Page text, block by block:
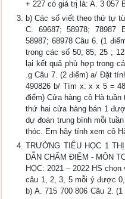
+ 227 có giá trị là: A. 3 057
b) Các số viết theo thứ tự
C. 69687; 58978; 78987
58987; 68978 Câu 6. (1
trong các số 50; 85; 25 ;
lại kết quả phù hợp trong
.g Câu 7. (2 điểm) a/ Đặt
490826 b/ Tìm x: x x 5 =
điểm) Cửa hàng cô Hà
thứ hai cửa hàng bán 1
dự đoán trung bình mỗi
thóc. Em hãy tính xem cô
TRƯỜNG TIỂU HỌC 1
DẪN CHẤM ĐIỂM - MÔN
HỌC: 2021 – 2022 HS
câu 1, 2, 3, 5 mỗi ý được
b) A. 715 700 806 Câu 2.